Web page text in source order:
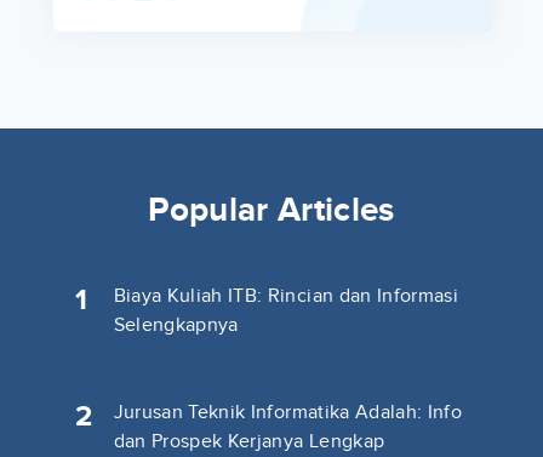
Popular Articles
1
Biaya Kuliah ITB: Rincian dan Informasi
Selengkapnya
2
Jurusan Teknik Informatika Adalah: Info
dan Prospek Kerjanya Lengkap